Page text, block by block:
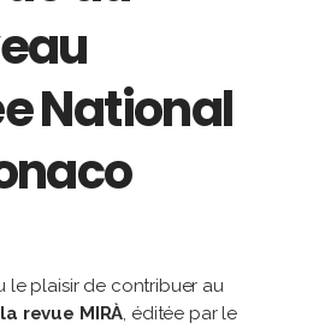
National
le plaisir de contribuer au
revue MIRÀ, éditée par le